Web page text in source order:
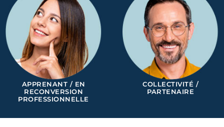
APPRENANT / EN
RECONVERSION
PROFESSIONNELLE
COLLECTIVITÉ /
PARTENAIRE